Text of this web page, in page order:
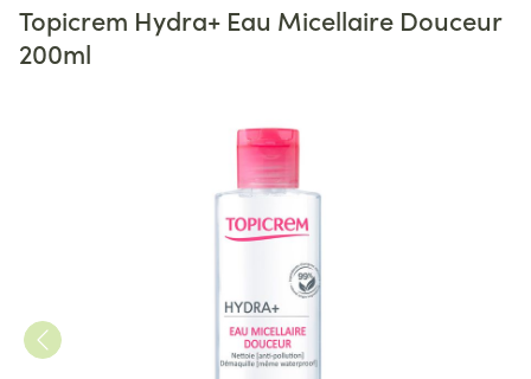
Topicrem Hydra+ Eau Micellaire Douceur
200ml